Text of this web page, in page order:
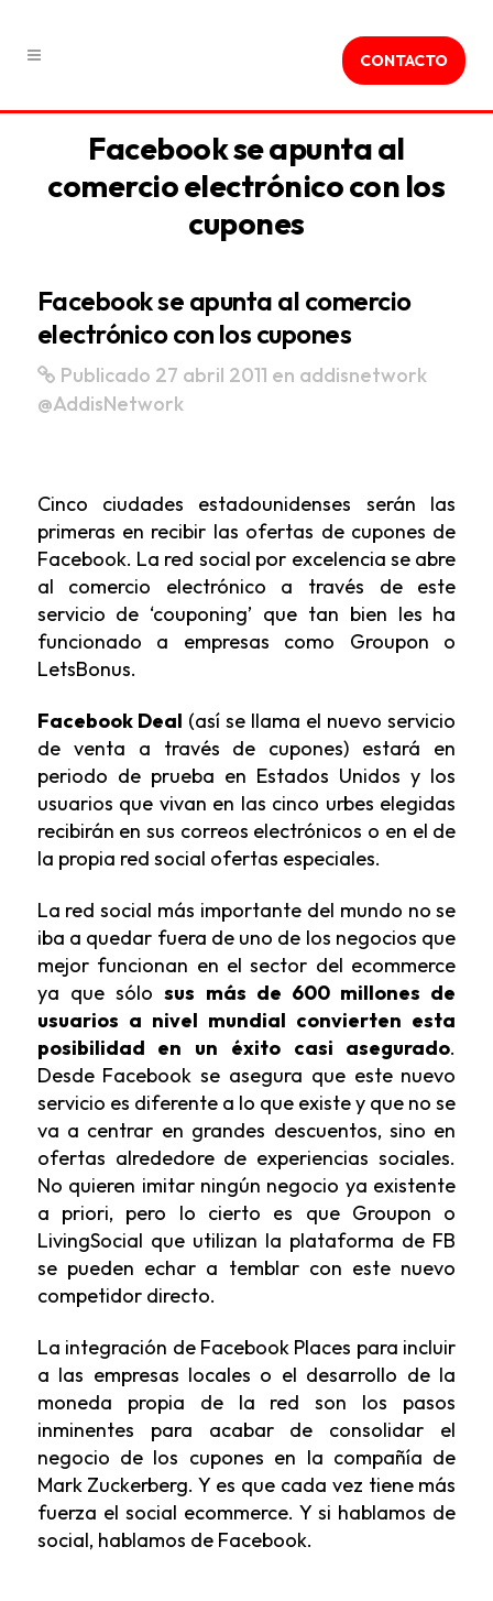
CONTACTO
Facebook se apunta al
comercio electrónico con los
cupones
Facebook se apunta al comercio
electrónico con los cupones
Publicado 27 abril 2011 en addisnetwork
@AddisNetwork
Cinco ciudades estadounidenses serán las
primeras en recibir las ofertas de cupones de
Facebook. La red social por excelencia se abre
al comercio electrónico a través de este
servicio de ‘couponing’ que tan bien les ha
funcionado a empresas como Groupon o
LetsBonus.
Facebook Deal (así se llama el nuevo servicio
de venta a través de cupones) estará en
periodo de prueba en Estados Unidos y los
usuarios que vivan en las cinco urbes elegidas
recibirán en sus correos electrónicos o en el de
la propia red social ofertas especiales.
La red social más importante del mundo no se
iba a quedar fuera de uno de los negocios que
mejor funcionan en el sector del ecommerce
ya que sólosus más de 600 millones de
usuarios a nivel mundial convierten esta
posibilidad en un éxito casi asegurado.
Desde Facebook se asegura que este nuevo
servicio es diferente a lo que existe y que no se
va a centrar en grandes descuentos, sino en
ofertas alrededore de experiencias sociales.
No quieren imitar ningún negocio ya existente
a priori, pero lo cierto es que Groupon o
LivingSocial que utilizan la plataforma de FB
se pueden echar a temblar con este nuevo
competidor directo.
La integración de Facebook Places para incluir
a las empresas locales o el desarrollo de la
moneda propia de la red son los pasos
inminentes para acabar de consolidar el
negocio de los cupones en la compañía de
Mark Zuckerberg. Y es que cada vez tiene más
fuerza el social ecommerce. Y si hablamos de
social, hablamos de Facebook.